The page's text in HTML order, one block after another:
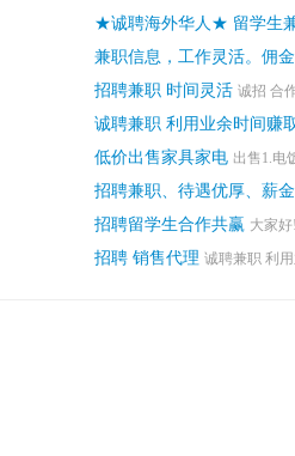
★诚聘海外华人★ 留学生
兼职信息，工作灵活。佣
招聘兼职 时间灵活 诚招 合
诚聘兼职 利用业余时间赚
低价出售家具家电 出售1.电
招聘兼职、待遇优厚、薪
招聘留学生合作共赢 大家
招聘 销售代理 诚聘兼职 利